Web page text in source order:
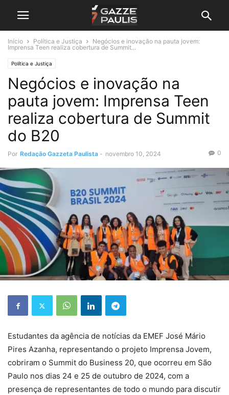
Início Política e Justiça
Negócios e inovação na pauta jovem:
Imprensa Teen realiza cobertura de Summit...
Política e Justiça
Negócios e inovação na
pauta jovem: Imprensa Teen
realiza cobertura de Summit
do B20
Por Redação Gazzeta Paulista - novembro 10, 2024 0
Estudantes da agência de notícias da EMEF José Mário
Pires Azanha, representando o projeto Imprensa Jovem,
cobriram o Summit do Business 20, que ocorreu em São
Paulo nos dias 24 e 25 de outubro de 2024, com a
presença de representantes de todo o mundo para discutir